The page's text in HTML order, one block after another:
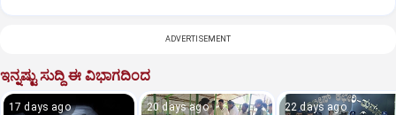
ADVERTISEMENT
ಇನ್ನಷ್ಟು ಸುದ್ದಿ ಈ ವಿಭಾಗದಿಂದ
17 days ago 20 days ago 22 days ago